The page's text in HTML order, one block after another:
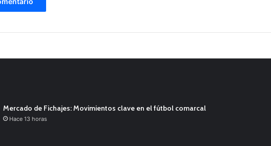
Mercado de Fichajes: Movimientos clave en el fútbol comarcal
Hace 13 horas